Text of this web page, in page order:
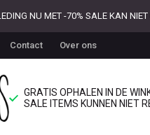
NU MET -70% SALE KAN
Contact Over ons
GRATIS OPHALEN IN DE
SALE ITEMS KUNNEN NIET